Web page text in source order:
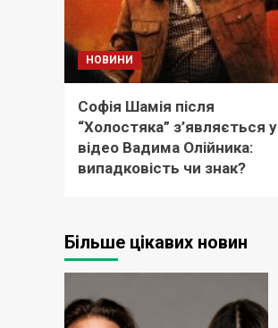
НОВИНИ
Софія Шамія після
“Холостяка” з’являється у
відео Вадима Олійника:
випадковість чи знак?
Більше цікавих новин